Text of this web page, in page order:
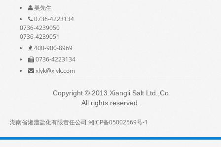
吴先生
0736-4223134
0736-4239050
0736-4239051
400-900-8969
0736-4223134
xlyk@xlyk.com
Copyright © 2013.Xiangli Salt Ltd.,Co
All rights reserved.
湖南省湘澧盐化有限责任公司 湘ICP备05002569号-1